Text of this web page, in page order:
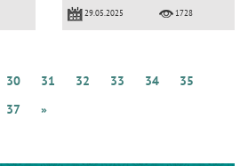
29.05.2025 1728
30 31 32 33 34
35
37 »